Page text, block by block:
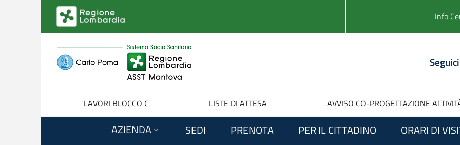
Salta al contenuto principale
Info
LAVORI BLOCCO C LISTE DI ATTESA AVVISO CO-PROGETTAZIONE
AZIENDA SEDI PRENOTA PER IL CITTADINO ORARI DI